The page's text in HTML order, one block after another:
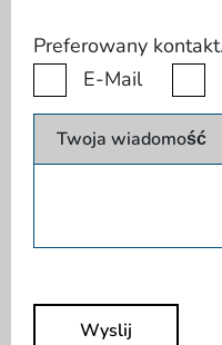
Preferowany
E-Mail
Twoja wiadomość
Wyslij